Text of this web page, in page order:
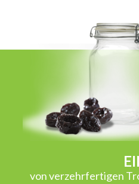
von verzehrfertigen